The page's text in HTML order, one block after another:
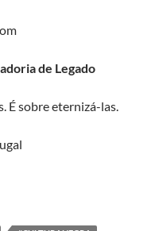
de Legado
É sobre eternizá-las.